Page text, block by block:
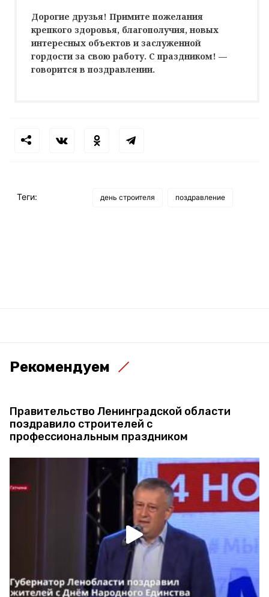
Дорогие друзья! Примите пожелания
крепкого здоровья, благополучия, новых
интересных объектов и заслуженной
гордости за свою работу. С праздником! —
говорится в поздравлении.
Теги: день строителя поздравление
Рекомендуем
Правительство Ленинградской области
поздравило строителей с
профессиональным праздником